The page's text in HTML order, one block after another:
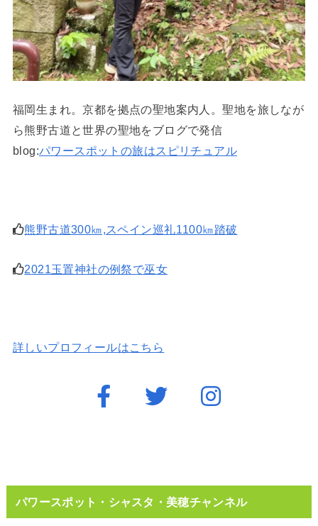
福岡生まれ。京都を拠点の聖地案内人。聖地を旅しなが
ら熊野古道と世界の聖地をブログで発信
blog:パワースポットの旅はスピリチュアル
熊野古道300㎞,スペイン巡礼1100㎞踏破
2021玉置神社の例祭で巫女
詳しいプロフィールはこちら
パワースポット・シャスタ・美穂チャンネル